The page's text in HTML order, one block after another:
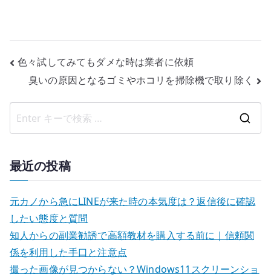
投
稿
ナ
ビ
ゲ
ー
シ
ョ
ン
色々試してみてもダメな時は業者に依頼
臭いの原因となるゴミやホコリを掃除機で取り除く
果
最近の投稿
元カノから急にLINEが来た時の本気度は？返信後に確認
したい態度と質問
知人からの副業勧誘で高額教材を購入する前に｜信頼関
係を利用した手口と注意点
撮った画像が見つからない？Windows11スクリーンショ